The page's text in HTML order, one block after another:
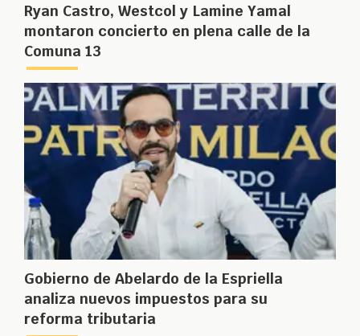
Ryan Castro, Westcol y Lamine Yamal
montaron concierto en plena calle de la
Comuna 13
Gobierno de Abelardo de la Espriella
analiza nuevos impuestos para su
reforma tributaria